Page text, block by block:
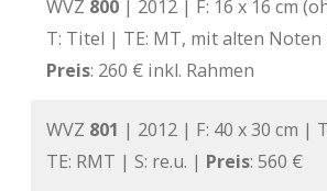
WVZ 800 | 2012 | F: 16 x 16 cm
T: Titel | TE: MT, mit alten Noten
Preis: 260 € inkl. Rahmen
WVZ 801 | 2012 | F: 40 x 30 cm |
TE: RMT | S: re.u. | Preis: 560 €